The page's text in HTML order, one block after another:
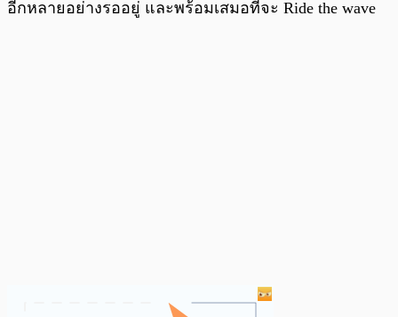
อีกหลายอย่างรออยู่ และพร้อมเสมอที่จะ Ride the wave